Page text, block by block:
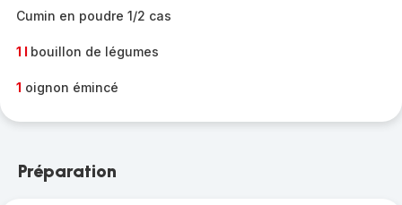
Cumin en poudre 1/2 cas
1 l bouillon de légumes
1 oignon émincé
Préparation